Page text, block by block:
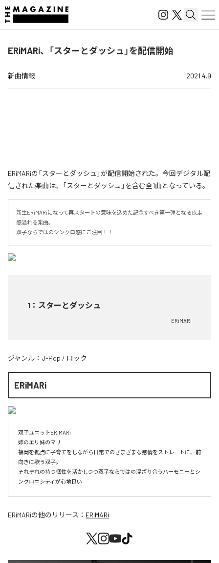
ERiMARi、「スターとダッシュ」を配信開始
新曲情報 2021.4.9
ERiMARiの「スターとダッシュ」が配信開始された。今回デジタル配
信された楽曲は、「スターとダッシュ」を含む全1曲となっている。
新生ERiMARiになって再スタートの意味を込めた記念すべき第一弾となる疾走
感溢れる楽曲。
双子ならではのシンクロ感にご注目！！
1 ： スターとダッシュ
ERiMARi
ジャンル： J-Pop / ロック
ERiMARi
双子ユニットERiMARi
姉のエリ妹のマリ
福岡を拠点に子育てをしながら日常でのさまざまな感情をストレートに、前
向きに歌う双子。
それぞれの持つ個性を活かしつつ双子ならではの混ざり合うハーモニーとシ
ンクロニシティが心地良い
ERiMARiの他のリリース： ERiMARi